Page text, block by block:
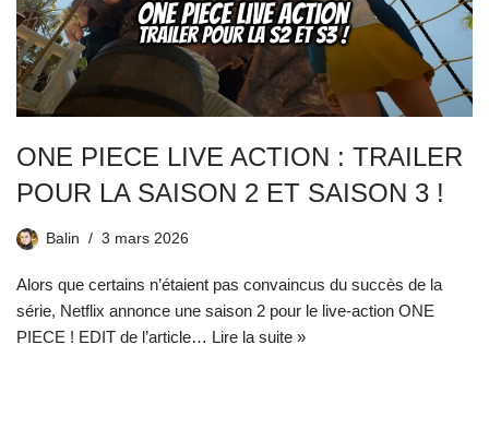
ONE PIECE LIVE ACTION : TRAILER
POUR LA SAISON 2 ET SAISON 3 !
Balin 3 mars 2026
Alors que certains n’étaient pas convaincus du succès de la
série, Netflix annonce une saison 2 pour le live-action ONE
PIECE ! EDIT de l’article… Lire la suite »